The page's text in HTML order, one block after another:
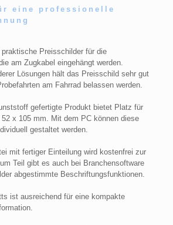
eine professionelle
Preisschilder für die
am Zugkabel eingehängt werden.
Lösungen hält das Preisschild sehr gut
am Fahrrad belassen werden.
gefertigte Produkt bietet Platz für
x 105 mm. Mit dem PC können diese
gestaltet werden.
mit fertiger Einteilung wird kostenfrei zur
Teil gibt es auch bei Branchensoftware
abgestimmte Beschriftungsfunktionen.
ist ausreichend für eine kompakte